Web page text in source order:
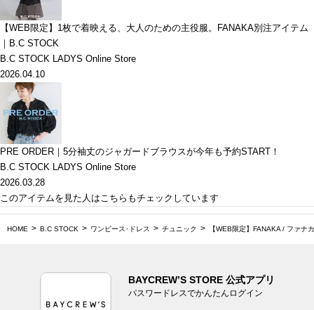
【WEB限定】1枚で着映える、大人のための主役服。FANAKA別注アイテム
｜B.C STOCK
B.C STOCK LADYS Online Store
2026.04.10
PRE ORDER｜5分袖丈のジャガードブラウスが今年も予約START！
B.C STOCK LADYS Online Store
2026.03.28
このアイテムを見た人はこちらもチェックしています
HOME B.C STOCK ワンピース･ドレス チュニック 【WEB限定】FANAKA / ファナ
BAYCREW’S STORE 公式アプリ
パスワードレスでかんたんログイン